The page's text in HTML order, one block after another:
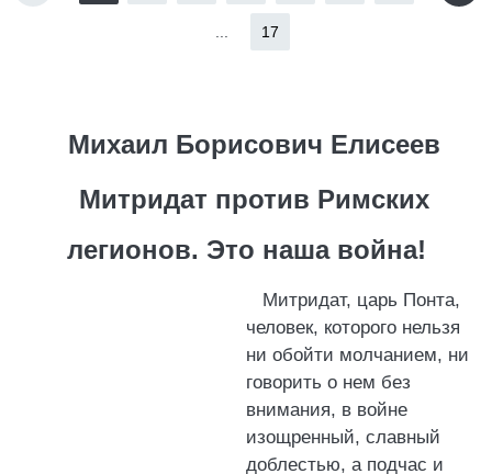
17
Михаил Борисович Елисеев
Митридат против Римских
легионов. Это наша война!
Митридат, царь Понта,
человек, которого нельзя
ни обойти молчанием, ни
говорить о нем без
внимания, в войне
изощренный, славный
доблестью, а подчас и